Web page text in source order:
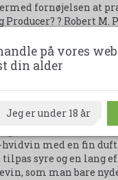
fornøjelsen at
? Robert M.
af Tysklands bedste
? Gault Millau
Karlsmuehle,
Geiben-
erfaring at
for vingården
Smagen og
har marken
med en fin
tilpas syre og en
som man bare
på vores
din alder
Jeg er under 18 år